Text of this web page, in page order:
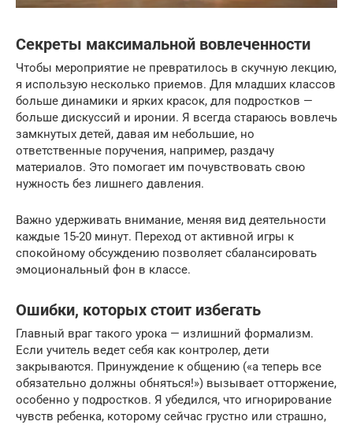
Секреты максимальной вовлеченности
Чтобы мероприятие не превратилось в скучную лекцию,
я использую несколько приемов. Для младших классов
больше динамики и ярких красок, для подростков —
больше дискуссий и иронии. Я всегда стараюсь вовлечь
замкнутых детей, давая им небольшие, но
ответственные поручения, например, раздачу
материалов. Это помогает им почувствовать свою
нужность без лишнего давления.
Важно удерживать внимание, меняя вид деятельности
каждые 15-20 минут. Переход от активной игры к
спокойному обсуждению позволяет сбалансировать
эмоциональный фон в классе.
Ошибки, которых стоит избегать
Главный враг такого урока — излишний формализм.
Если учитель ведет себя как контролер, дети
закрываются. Принуждение к общению («а теперь все
обязательно должны обняться!») вызывает отторжение,
особенно у подростков. Я убедился, что игнорирование
чувств ребенка, которому сейчас грустно или страшно,